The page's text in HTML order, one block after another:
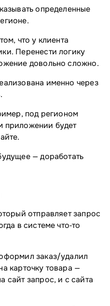
определенные
что у клиента
Перенести логику
довольно сложно.
именно через
под регионом
приложении будет
— доработать
отправляет запрос
в системе что‑то
заказ/удалил
карточку товара —
сайт запрос, и с сайта